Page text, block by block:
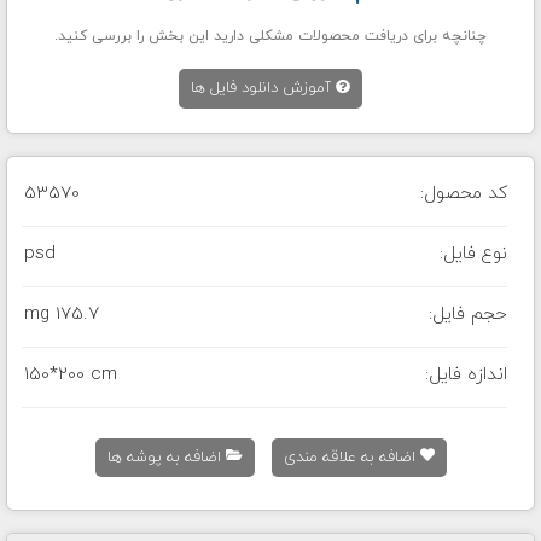
چنانچه برای دریافت محصولات مشکلی دارید این بخش را بررسی کنید.
آموزش دانلود فایل ها
کد محصول: 53570
نوع فایل: psd
حجم فایل: 175.7 mg
اندازه فایل: 150*200 cm
اضافه به علاقه مندی اضافه به پوشه ها